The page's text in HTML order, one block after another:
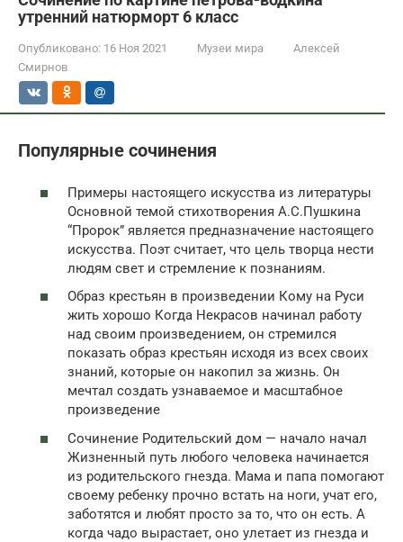
утренний натюрморт 6 класс
Опубликовано: 16 Ноя 2021 Музеи мира
Алексей
Смирнов
Популярные сочинения
Примеры настоящего искусства из литературы
Основной темой стихотворения А.С.Пушкина
“Пророк” является предназначение настоящего
искусства. Поэт считает, что цель творца нести
людям свет и стремление к познаниям.
Образ крестьян в произведении Кому на Руси
жить хорошо Когда Некрасов начинал работу
над своим произведением, он стремился
показать образ крестьян исходя из всех своих
знаний, которые он накопил за жизнь. Он
мечтал создать узнаваемое и масштабное
произведение
Сочинение Родительский дом — начало начал
Жизненный путь любого человека начинается
из родительского гнезда. Мама и папа помогают
своему ребенку прочно встать на ноги, учат его,
заботятся и любят просто за то, что он есть. А
когда чадо вырастает, оно улетает из гнезда и